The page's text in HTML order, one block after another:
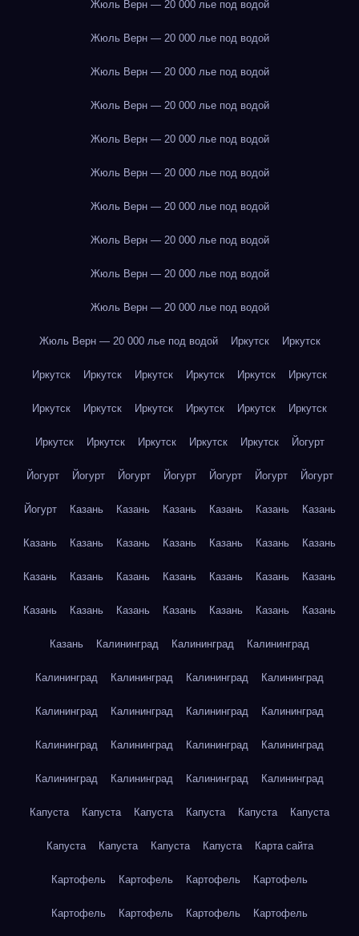
Жюль Верн — 20 000 лье под водой
Жюль Верн — 20 000 лье под водой
Жюль Верн — 20 000 лье под водой
Жюль Верн — 20 000 лье под водой
Жюль Верн — 20 000 лье под водой
Жюль Верн — 20 000 лье под водой
Жюль Верн — 20 000 лье под водой
Жюль Верн — 20 000 лье под водой
Жюль Верн — 20 000 лье под водой
Жюль Верн — 20 000 лье под водой
Жюль Верн — 20 000 лье под водой Иркутск Иркутск
Иркутск Иркутск Иркутск Иркутск Иркутск Иркутск
Иркутск Иркутск Иркутск Иркутск Иркутск Иркутск
Иркутск Иркутск Иркутск Иркутск Иркутск Йогурт
Йогурт Йогурт Йогурт Йогурт Йогурт Йогурт Йогурт
Йогурт Казань Казань Казань Казань Казань Казань
Казань Казань Казань Казань Казань Казань Казань
Казань Казань Казань Казань Казань Казань Казань
Казань Казань Казань Казань Казань Казань Казань
Казань Калининград Калининград Калининград
Калининград Калининград Калининград Калининград
Калининград Калининград Калининград Калининград
Калининград Калининград Калининград Калининград
Калининград Калининград Калининград Калининград
Капуста Капуста Капуста Капуста Капуста Капуста
Капуста Капуста Капуста Капуста Карта сайта
Картофель Картофель Картофель Картофель
Картофель Картофель Картофель Картофель